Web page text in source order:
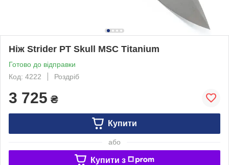
Ніж Strider PT Skull MSC Titanium
Готово до відправки
Код: 4222
Роздріб
3 725 ₴
Купити
або
Купити з